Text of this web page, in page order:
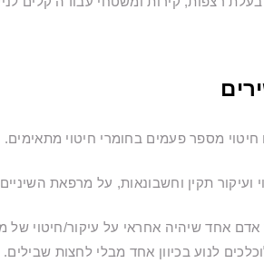
חיטוי מספר פעמים בחומרי חיטוי מתאימים.
תקין וחשבונאות, על מרפאת
אחד שיהיה אחראי על עיקור/חיטוי של
לנוע בכיוון אחד מבלי לחצות שבילים.